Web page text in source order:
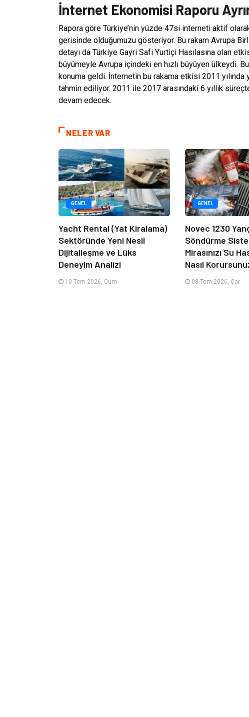
İnternet Ekonomisi Raporu
Rapora göre Türkiye’nin yüzde 47si interneti aktif
gerisinde olduğumuzu gösteriyor. Bu rakam Avrupa
detayı da Türkiye Gayri Safi Yurtiçi Hasılasına olan
büyümeyle Avrupa içindeki en hızlı büyüyen ülkeydi.
konuma geldi. İnternetin bu rakama etkisi 2011
tahmin ediliyor. 2011 ile 2017 arasındaki 6 yıllık
devam edecek.
NELER VAR
GENEL
Yacht Rental (Yat Kiralama)
Sektöründe Yeni Nesil
Dijitalleşme ve Lüks
Deneyim Analizi
10 Tem 2026, Cum
GENEL
Novec 1230
Söndürme
Mirasınızı Su
Nasıl
08 Tem 2026, Çar